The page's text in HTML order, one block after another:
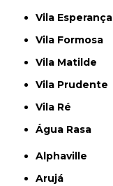
Vila Esperança
Vila Formosa
Vila Matilde
Vila Prudente
Vila Ré
Água Rasa
Alphaville
Arujá